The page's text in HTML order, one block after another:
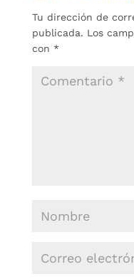
Tu dirección de
publicada. Los
con *